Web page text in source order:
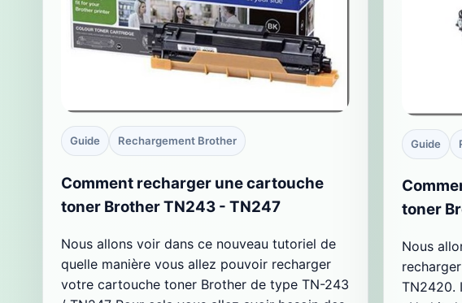
Guide Rechargement Brother
Comment recharger une cartouche
toner Brother TN243 - TN247
Nous allons voir dans ce nouveau tutoriel de
quelle manière vous allez pouvoir recharger
votre cartouche toner Brother de type TN-243
Guide
toner
Nous
TN2420.